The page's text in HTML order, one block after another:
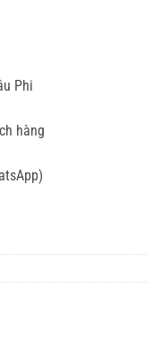
Phi
hàng